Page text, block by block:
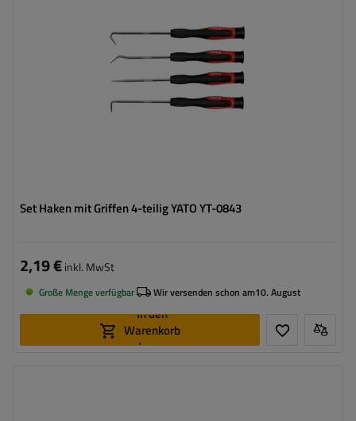
Set Haken mit Griffen 4-teilig YATO YT-0843
2,19 €inkl. MwSt
Große Menge verfügbar Wir versenden schon am10. August
In den
Warenkorb
legen